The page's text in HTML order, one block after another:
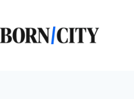
springen